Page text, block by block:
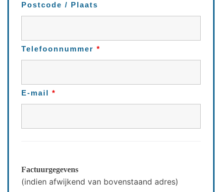
Postcode / Plaats
Telefoonnummer *
E-mail *
Factuurgegevens
(indien afwijkend van bovenstaand adres)